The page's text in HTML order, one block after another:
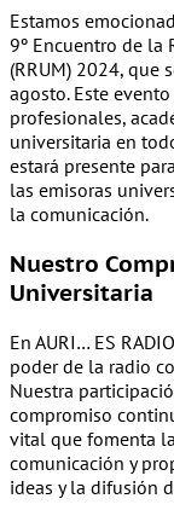
Estamos
9º Encuentro de la
(RRUM) 2024, que
agosto. Este
profesionales,
universitaria en
estará presente
las emisoras
la comunicación.
Nuestro
Universitaria
En AURI… ES
poder de la radio
Nuestra
compromiso
vital que fomenta
comunicación y
ideas y la difusión